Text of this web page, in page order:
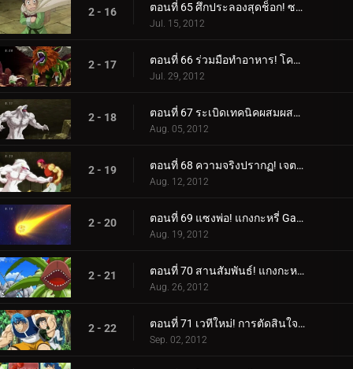
2 - 16 ตอนที่ 65 ศึกประลองสุดช็อก! ซาลาแมนเดอร์สฟิงซ์!
Jul. 15, 2012
2 - 17 ตอนที่ 66 ร่วมมือทำอาหาร! โคมัตสึคัดท้ายโทริโกะและม้าลาย!
Jul. 29, 2012
2 - 18 ตอนที่ 67 ระเบิดเทคนิคผสมผสาน! รับโคล่าที่ดีที่สุดในโลก!
Aug. 05, 2012
2 - 19 ตอนที่ 68 ความจริงปรากฏ! เจตจำนงของโคมัตสึและตัวตนของสิ่งมีชีวิตลึกลับ!
Aug. 12, 2012
2 - 20 ตอนที่ 69 แซงพ่อ! แกงกะหรี่ Gatsugatsu กลางฤดูร้อน!
Aug. 19, 2012
2 - 21 ตอนที่ 70 สานสัมพันธ์! แกงกะหรี่ Supoerb Gatsugatsu!
Aug. 26, 2012
2 - 22 ตอนที่ 71 เวทีใหม่! การตัดสินใจของโทริโกะและการกลับมาของ "เขา"!
Sep. 02, 2012